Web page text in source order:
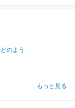
のよう
もっと見る